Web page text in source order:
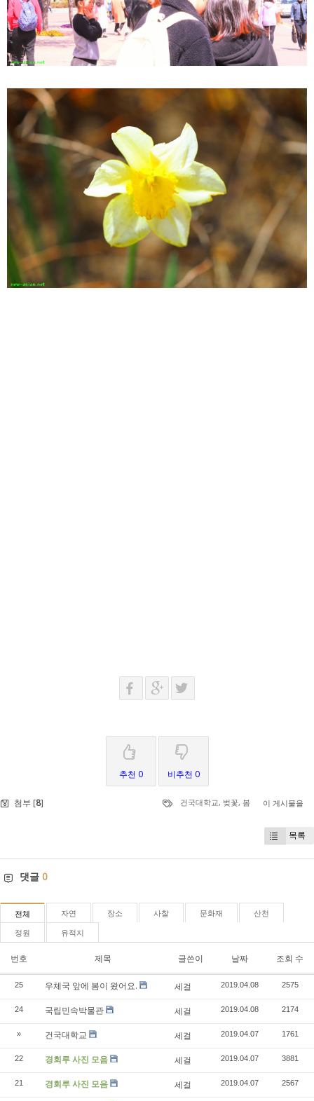
추천 0 비추천 0
첨부 [8] 건국대학교, 벚꽃, 봄 이 게시물을
목록
댓글 0
전체 자연 장소 사찰 문화재 산천
정원 유적지
번호 제목 글쓴이 날짜 조회 수
25 우체국 앞에 봄이 왔어요. 세걸 2019.04.08 2575
24 국립민속박물관 세걸 2019.04.08 2174
» 건국대학교 세걸 2019.04.07 1761
22 경회루 사진 모음 세걸 2019.04.07 3881
21 경회루 사진 모음 세걸 2019.04.07 2567